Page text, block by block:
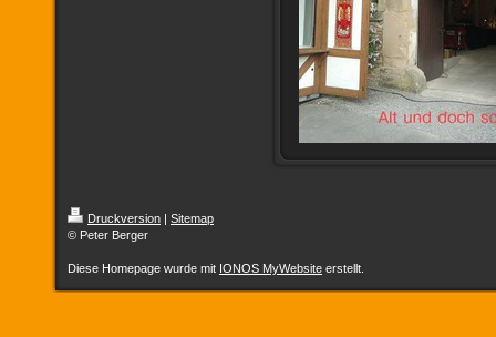
Druckversion | Sitemap
© Peter Berger
Diese Homepage wurde mit IONOS MyWebsite erstellt.